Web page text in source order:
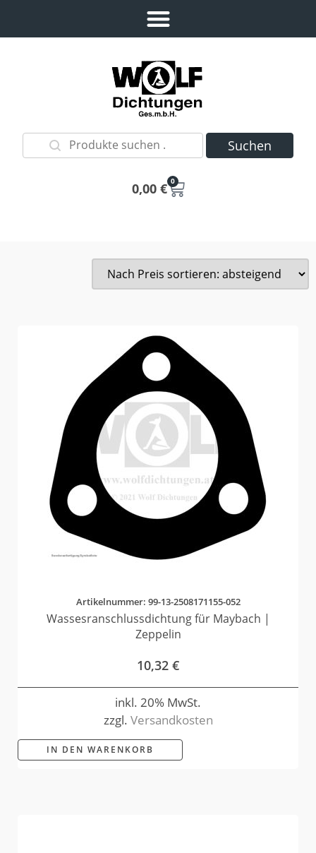
Suchen
0,00 € 0
Artikelnummer: 99-13-2508171155-052
Wassesranschlussdichtung für Maybach |
Zeppelin
10,32 €
inkl. 20% MwSt.
zzgl. Versandkosten
IN DEN WARENKORB